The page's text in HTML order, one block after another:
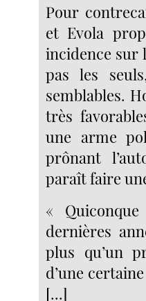
Pour
et Evola
incidence sur
pas les
semblables.
très
une arme
prônant
paraît faire
«
dernières
plus qu’un
d’une
[...]